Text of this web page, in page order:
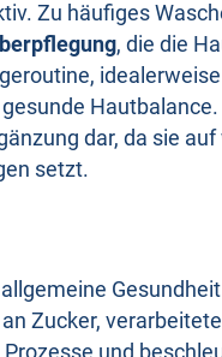
Zu häufiges
, die die
dar, da sie
setzt.
Zucker,